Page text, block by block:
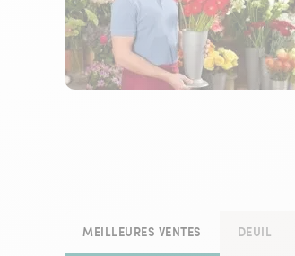
MEILLEURES VENTES DEUIL